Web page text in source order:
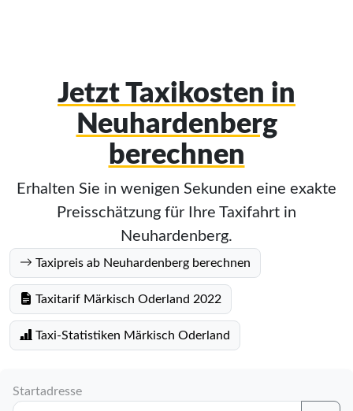
Jetzt Taxikosten in
Neuhardenberg
berechnen
Erhalten Sie in wenigen Sekunden eine exakte
Preisschätzung für Ihre Taxifahrt in
Neuhardenberg.
Taxipreis ab Neuhardenberg berechnen
Taxitarif Märkisch Oderland 2022
Taxi-Statistiken Märkisch Oderland
Startadresse